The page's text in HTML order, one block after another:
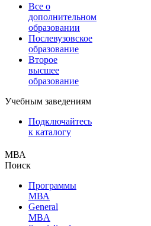
Все о
дополнительном
образовании
Послевузовское
образование
Второе
высшее
образование
Учебным заведениям
Подключайтесь
к каталогу
МВА
Поиск
Программы
МВА
General
MBA